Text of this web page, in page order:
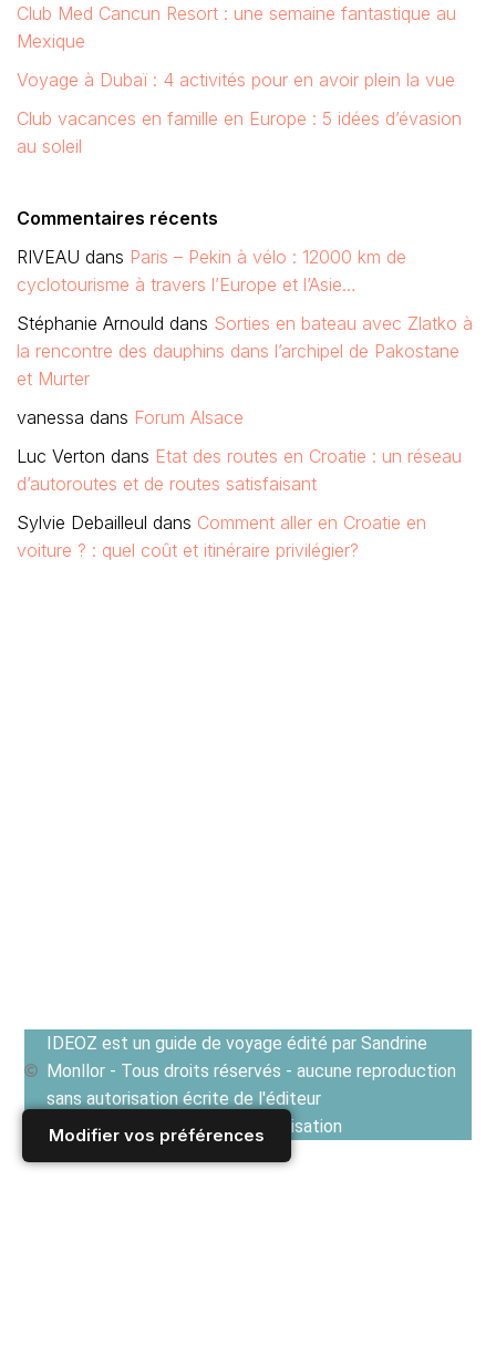
Modifier vos préférences
Club Med Cancun Resort : une semaine fantastique au
Mexique
Voyage à Dubaï : 4 activités pour en avoir plein la vue
Club vacances en famille en Europe : 5 idées d’évasion
au soleil
Commentaires récents
RIVEAU dans Paris – Pekin à vélo : 12000 km de
cyclotourisme à travers l’Europe et l’Asie…
Stéphanie Arnould dans Sorties en bateau avec Zlatko à
la rencontre des dauphins dans l’archipel de Pakostane
et Murter
vanessa dans Forum Alsace
Luc Verton dans Etat des routes en Croatie : un réseau
d’autoroutes et de routes satisfaisant
Sylvie Debailleul dans Comment aller en Croatie en
voiture ? : quel coût et itinéraire privilégier?
IDEOZ est un guide de voyage édité par Sandrine
Monllor - Tous droits réservés - aucune reproduction
sans autorisation écrite de l'éditeur
Voir les Conditions générales d'utilisation